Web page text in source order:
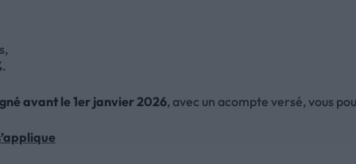
.
avant le 1er janvier 2026, avec un acompte versé, vous